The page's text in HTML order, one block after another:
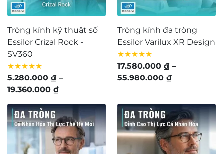
Tròng kính kỹ thuật số
Essilor Crizal Rock -
SV360
★★★★★
5.280.000 ₫ –
19.360.000 ₫Khoảng
từ
5.280.000 ₫
đến
19.360.000 ₫
Tròng kính đa tròng
Essilor Varilux XR Design
★★★★★
17.580.000 ₫ –
55.980.000 ₫Khoảng
17.580.000 ₫
đến
55.980.000